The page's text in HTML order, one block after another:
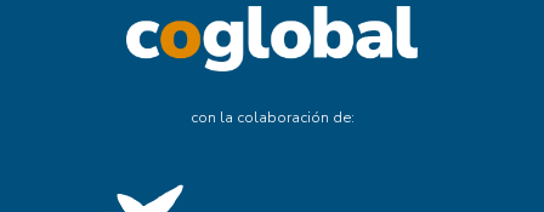
con la colaboración de: